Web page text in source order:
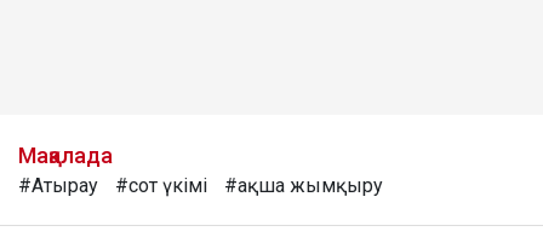
Мақалада
#Атырау #сот үкімі #ақша жымқыру